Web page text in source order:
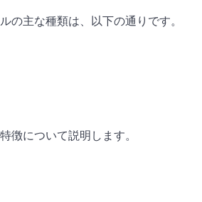
の主な種類は、以下の通りです。
徴について説明します。